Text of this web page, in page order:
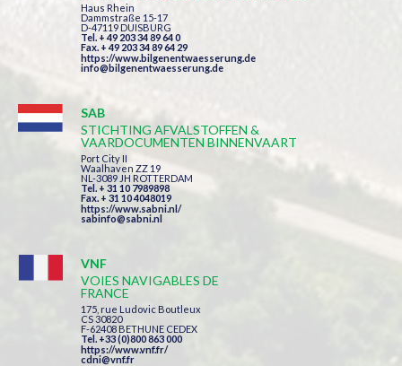
Haus Rhein
Dammstraße 15-17
D-47119 DUISBURG
Tel. + 49 203 34 89 64 0
Fax. + 49 203 34 89 64 29
https://www.bilgenentwaesserung.de
info@bilgenentwaesserung.de
SAB
STICHTING AFVALSTOFFEN &
VAARDOCUMENTEN BINNENVAART
Port City II
Waalhaven ZZ 19
NL-3089 JH ROTTERDAM
Tel. + 31 10 7989898
Fax. + 31 10 4048019
https://www.sabni.nl/
sabinfo@sabni.nl
VNF
VOIES NAVIGABLES DE
FRANCE
175, rue Ludovic Boutleux
CS 30820
F-62408 BETHUNE CEDEX
Tel. +33 (0)800 863 000
https://www.vnf.fr/
cdni@vnf.fr